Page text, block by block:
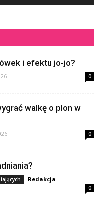
i efektu jo-jo?
0
walkę o plon w
0
Redakcja -
0